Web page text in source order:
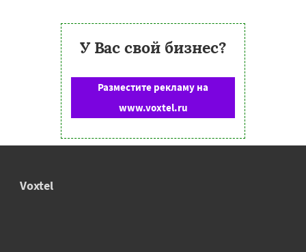
У Вас свой бизнес?
Разместите рекламу на
www.voxtel.ru
Voxtel